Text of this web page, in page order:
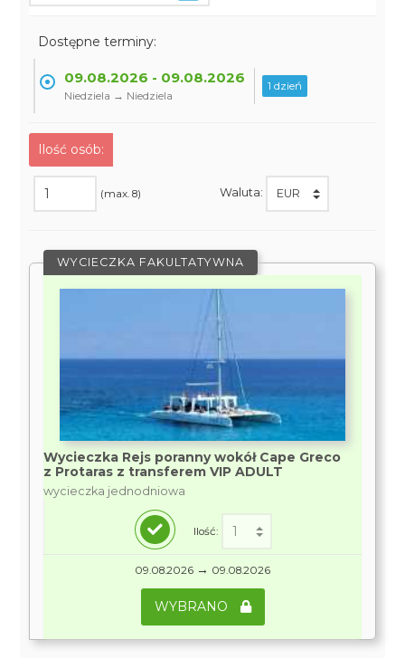
Dostępne terminy:
09.08.2026 - 09.08.2026
Niedziela → Niedziela
1 dzień
Ilość osób:
(max. 8) Waluta:
WYCIECZKA FAKULTATYWNA
Wycieczka Rejs poranny wokół Cape Greco
z Protaras z transferem VIP ADULT
wycieczka jednodniowa
Ilość:
09.08.2026 → 09.08.2026
WYBRANO